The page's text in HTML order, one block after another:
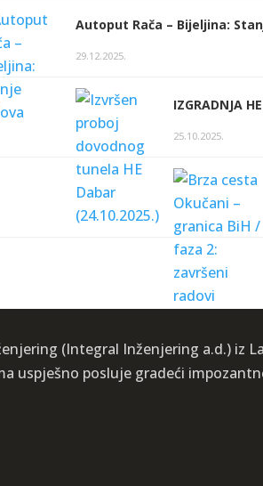
Autoput Rača – Bijeljina:
29.12.2025.
IZGRADNJA
25.10.2025.
(Integral Inženjering a.d.) iz
uspješno posluje gradeći